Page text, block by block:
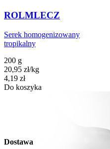
ROLMLECZ
Serek homogenizowany
tropikalny
200 g
20,95 zł/kg
Cena
4,19 zł
Do koszyka
Dostawa